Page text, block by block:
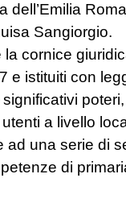
Sangiorgio.
cornice
e istituiti con
a livello
ad una serie di
di